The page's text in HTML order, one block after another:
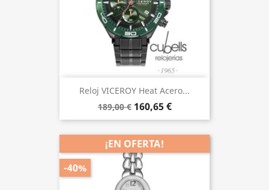
Reloj VICEROY Heat Acero...
189,00 € 160,65 €
¡EN OFERTA!
-40%